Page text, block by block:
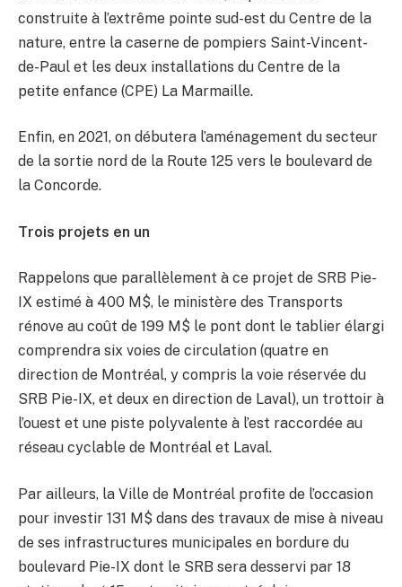
construite à l’extrême pointe sud-est du Centre de la
nature, entre la caserne de pompiers Saint-Vincent-
de-Paul et les deux installations du Centre de la
petite enfance (CPE) La Marmaille.
Enfin, en 2021, on débutera l’aménagement du secteur
de la sortie nord de la Route 125 vers le boulevard de
la Concorde.
Trois projets en un
Rappelons que parallèlement à ce projet de SRB Pie-
IX estimé à 400 M$, le ministère des Transports
rénove au coût de 199 M$ le pont dont le tablier élargi
comprendra six voies de circulation (quatre en
direction de Montréal, y compris la voie réservée du
SRB Pie-IX, et deux en direction de Laval), un trottoir à
l’ouest et une piste polyvalente à l’est raccordée au
réseau cyclable de Montréal et Laval.
Par ailleurs, la Ville de Montréal profite de l’occasion
pour investir 131 M$ dans des travaux de mise à niveau
de ses infrastructures municipales en bordure du
boulevard Pie-IX dont le SRB sera desservi par 18